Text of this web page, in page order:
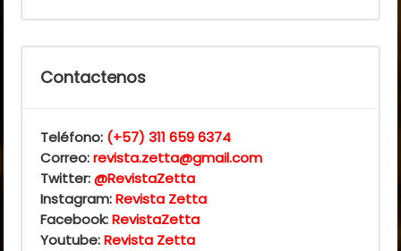
Contactenos
Teléfono: (+57) 311 659 6374
Correo:revista.zetta@gmail.com
Twitter:@RevistaZetta
Instagram:Revista Zetta
Facebook:RevistaZetta
Youtube:Revista Zetta